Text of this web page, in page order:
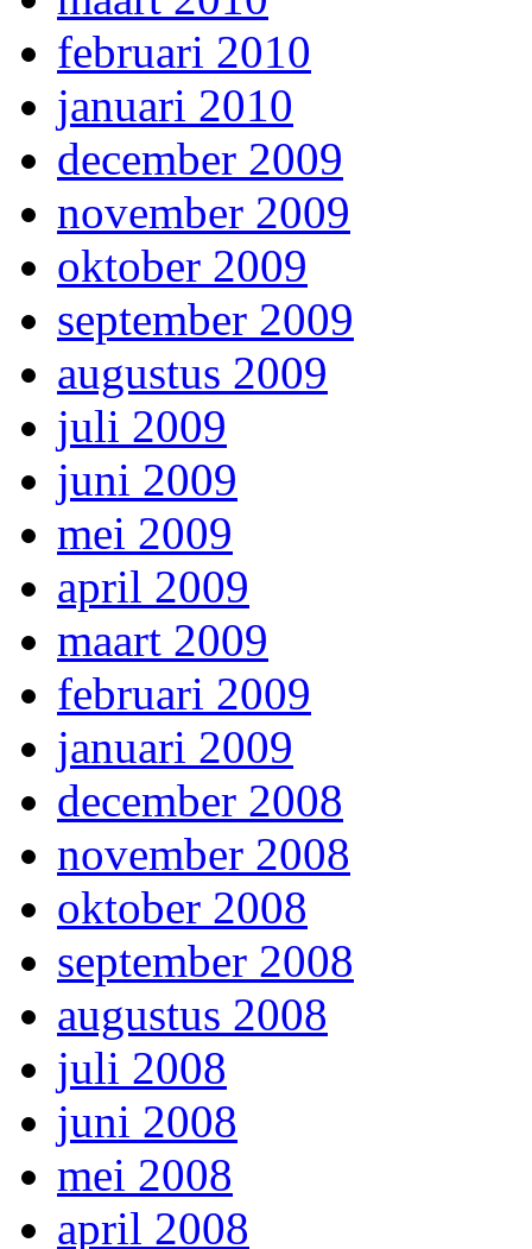
februari 2010
januari 2010
december 2009
november 2009
oktober 2009
september 2009
augustus 2009
juli 2009
juni 2009
mei 2009
april 2009
maart 2009
februari 2009
januari 2009
december 2008
november 2008
oktober 2008
september 2008
augustus 2008
juli 2008
juni 2008
mei 2008
april 2008